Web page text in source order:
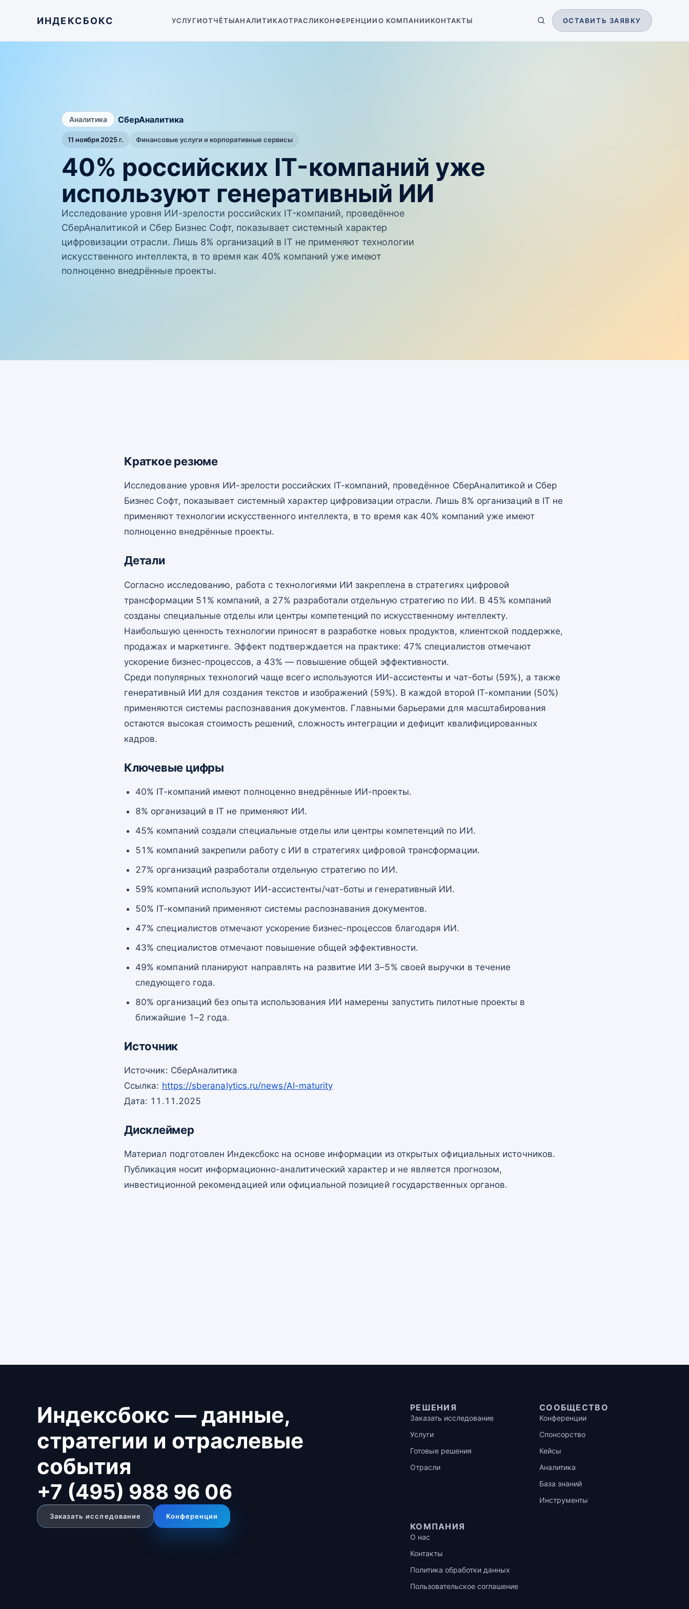
ИНДЕКСБОКС УСЛУГИОТЧЁТЫАНАЛИТИКАОТРАСЛИКОНФЕРЕНЦИИО КОМПАНИИКОНТАКТЫ ОСТАВИТЬ ЗАЯВКУ
Аналитика /СберАналитика
11 ноября 2025 г. Финансовые услуги и корпоративные сервисы
40% российских IT-компаний уже
используют генеративный ИИ
Исследование уровня ИИ-зрелости российских IT-компаний, проведённое
СберАналитикой и Сбер Бизнес Софт, показывает системный характер
цифровизации отрасли. Лишь 8% организаций в IT не применяют технологии
искусственного интеллекта, в то время как 40% компаний уже имеют
полноценно внедрённые проекты.
Краткое резюме
Исследование уровня ИИ-зрелости российских IT-компаний, проведённое СберАналитикой и Сбер
Бизнес Софт, показывает системный характер цифровизации отрасли. Лишь 8% организаций в IT не
применяют технологии искусственного интеллекта, в то время как 40% компаний уже имеют
полноценно внедрённые проекты.
Детали
Согласно исследованию, работа с технологиями ИИ закреплена в стратегиях цифровой
трансформации 51% компаний, а 27% разработали отдельную стратегию по ИИ. В 45% компаний
созданы специальные отделы или центры компетенций по искусственному интеллекту.
Наибольшую ценность технологии приносят в разработке новых продуктов, клиентской поддержке,
продажах и маркетинге. Эффект подтверждается на практике: 47% специалистов отмечают
ускорение бизнес-процессов, а 43% — повышение общей эффективности.
Среди популярных технологий чаще всего используются ИИ-ассистенты и чат-боты (59%), а также
генеративный ИИ для создания текстов и изображений (59%). В каждой второй IT-компании (50%)
применяются системы распознавания документов. Главными барьерами для масштабирования
остаются высокая стоимость решений, сложность интеграции и дефицит квалифицированных
кадров.
Ключевые цифры
40% IT-компаний имеют полноценно внедрённые ИИ-проекты.
8% организаций в IT не применяют ИИ.
45% компаний создали специальные отделы или центры компетенций по ИИ.
51% компаний закрепили работу с ИИ в стратегиях цифровой трансформации.
27% организаций разработали отдельную стратегию по ИИ.
59% компаний используют ИИ-ассистенты/чат-боты и генеративный ИИ.
50% IT-компаний применяют системы распознавания документов.
47% специалистов отмечают ускорение бизнес-процессов благодаря ИИ.
43% специалистов отмечают повышение общей эффективности.
49% компаний планируют направлять на развитие ИИ 3–5% своей выручки в течение
следующего года.
80% организаций без опыта использования ИИ намерены запустить пилотные проекты в
ближайшие 1–2 года.
Источник
Источник: СберАналитика
Ссылка: https://sberanalytics.ru/news/AI-maturity
Дата: 11.11.2025
Дисклеймер
Материал подготовлен Индексбокс на основе информации из открытых официальных источников.
Публикация носит информационно-аналитический характер и не является прогнозом,
инвестиционной рекомендацией или официальной позицией государственных органов.
Индексбокс — данные,
стратегии и отраслевые
события
+7 (495) 988 96 06
Заказать исследование Конференции
РЕШЕНИЯ
Заказать исследование
Услуги
Готовые решения
Отрасли
СООБЩЕСТВО
Конференции
Спонсорство
Кейсы
Аналитика
База знаний
Инструменты
КОМПАНИЯ
О нас
Контакты
Политика обработки данных
Пользовательское соглашение